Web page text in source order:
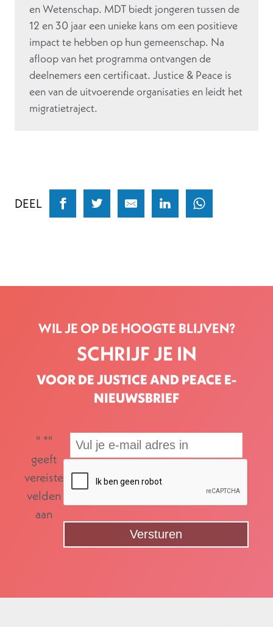
en Wetenschap. MDT biedt jongeren tussen de
12 en 30 jaar een unieke kans om een positieve
impact te hebben op hun gemeenschap. Na
afloop van het programma ontvangen de
deelnemers een certificaat. Justice & Peace is
een van de uitvoerende organisaties en leidt het
migratietraject.
DEEL
WIL JE OP DE HOOGTE BLIJVEN?
SCHRIJF JE IN
VOOR DE JUSTICE AND PEACE E-
NIEUWSBRIEF
" *"
geeft
vereiste
velden
aan